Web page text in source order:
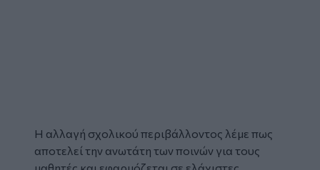
Η αλλαγή σχολικού περιβάλλοντος λέμε πως
αποτελεί την ανωτάτη των ποινών για τους